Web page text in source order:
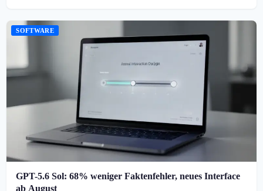
SOFTWARE
GPT-5.6 Sol: 68% weniger Faktenfehler, neues Interface
ab August